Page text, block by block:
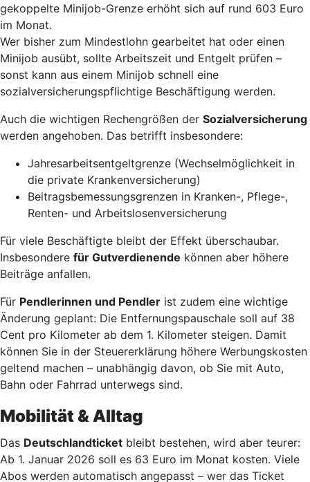
gekoppelte Minijob-Grenze erhöht sich auf rund 603 Euro
im Monat.
Wer bisher zum Mindestlohn gearbeitet hat oder einen
Minijob ausübt, sollte Arbeitszeit und Entgelt prüfen –
sonst kann aus einem Minijob schnell eine
sozialversicherungspflichtige Beschäftigung werden.
Auch die wichtigen Rechengrößen der Sozialversicherung
werden angehoben. Das betrifft insbesondere:
Jahresarbeitsentgeltgrenze (Wechselmöglichkeit in
die private Krankenversicherung)
Beitragsbemessungsgrenzen in Kranken-, Pflege-,
Renten- und Arbeitslosenversicherung
Für viele Beschäftigte bleibt der Effekt überschaubar.
Insbesondere für Gutverdienende können aber höhere
Beiträge anfallen.
Für Pendlerinnen und Pendler ist zudem eine wichtige
Änderung geplant: Die Entfernungspauschale soll auf 38
Cent pro Kilometer ab dem 1. Kilometer steigen. Damit
können Sie in der Steuererklärung höhere Werbungskosten
geltend machen – unabhängig davon, ob Sie mit Auto,
Bahn oder Fahrrad unterwegs sind.
Mobilität & Alltag
Das Deutschlandticket bleibt bestehen, wird aber teurer:
Ab 1. Januar 2026 soll es 63 Euro im Monat kosten. Viele
Abos werden automatisch angepasst – wer das Ticket